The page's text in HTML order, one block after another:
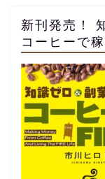
新刊発売！
コーヒーで